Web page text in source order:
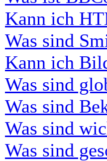
Kann ich
Was sind
Kann ich
Was sind
Was sind
Was sind
Was sind